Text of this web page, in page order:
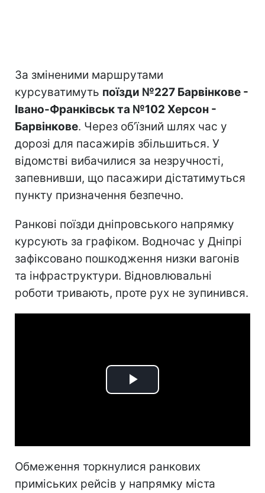
За зміненими маршрутами
курсуватимуть поїзди №227 Барвінкове -
Івано-Франківськ та №102 Херсон -
Барвінкове. Через об’їзний шлях час у
дорозі для пасажирів збільшиться. У
відомстві вибачилися за незручності,
запевнивши, що пасажири дістатимуться
пункту призначення безпечно.
Ранкові поїзди дніпровського напрямку
курсують за графіком. Водночас у Дніпрі
зафіксовано пошкодження низки вагонів
та інфраструктури. Відновлювальні
роботи тривають, проте рух не зупинився.
Play
Обмеження торкнулися ранкових
приміських рейсів у напрямку міста